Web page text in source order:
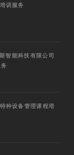
训服务
智能科技有限公司
种设备管理课程培